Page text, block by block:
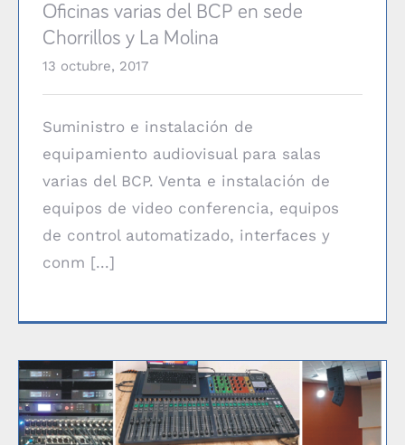
Oficinas varias del BCP en sede
Chorrillos y La Molina
13 octubre, 2017
Suministro e instalación de
equipamiento audiovisual para salas
varias del BCP. Venta e instalación de
equipos de video conferencia, equipos
de control automatizado, interfaces y
conm [...]